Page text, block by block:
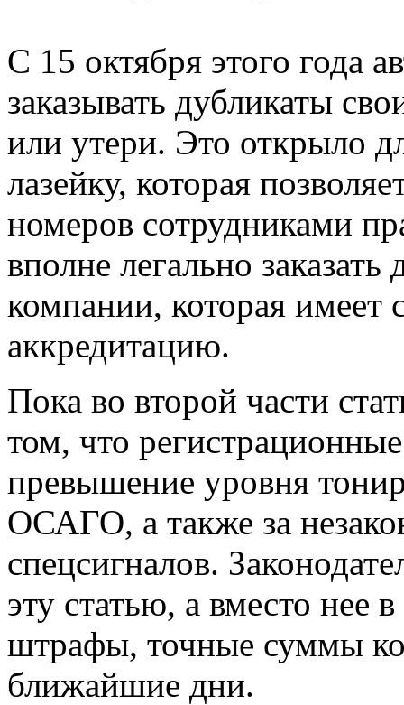
С 15 октября этого года
заказывать дубликаты
или утери. Это открыло
лазейку, которая
номеров сотрудниками
вполне легально
компании, которая имеет
аккредитацию.
Пока во второй части
том, что
превышение уровня
ОСАГО, а также за
спецсигналов.
эту статью, а вместо нее
штрафы, точные суммы
ближайшие дни.